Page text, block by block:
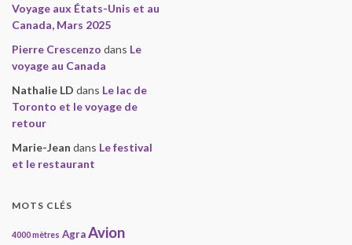
Voyage aux États-Unis et au
Canada, Mars 2025
Pierre Crescenzo dans Le
voyage au Canada
Nathalie LD dans Le lac de
Toronto et le voyage de
retour
Marie-Jean dans Le festival
et le restaurant
MOTS CLÉS
4000 mètres AgraAvion